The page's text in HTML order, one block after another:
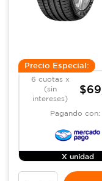
Precio Especial:
6 cuotas x
(sin
intereses)
Pagando con:
X unidad